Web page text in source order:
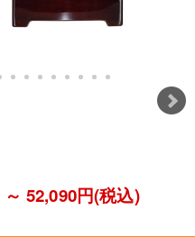
～ 52,090円(税込)